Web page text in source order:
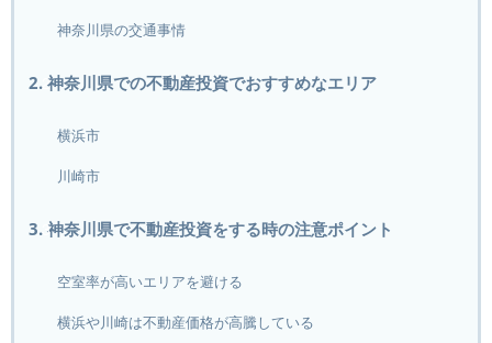
神奈川県の交通事情
2. 神奈川県での不動産投資でおすすめなエリア
横浜市
川崎市
3. 神奈川県で不動産投資をする時の注意ポイント
空室率が高いエリアを避ける
横浜や川崎は不動産価格が高騰している